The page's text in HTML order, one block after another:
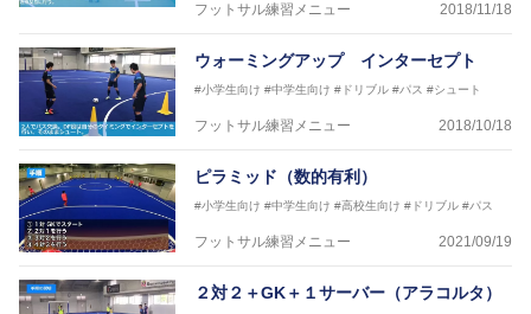
フットサル練習メニュー 2018/11/18
ウォーミングアップ インターセプト
#小学生向け #中学生向け #ドリブル #パス #シュート
フットサル練習メニュー 2018/10/18
ピラミッド（数的有利）
#小学生向け #中学生向け #高校生向け #ドリブル #パス
フットサル練習メニュー 2021/09/19
２対２＋GK＋１サーバー（アラコルタ）